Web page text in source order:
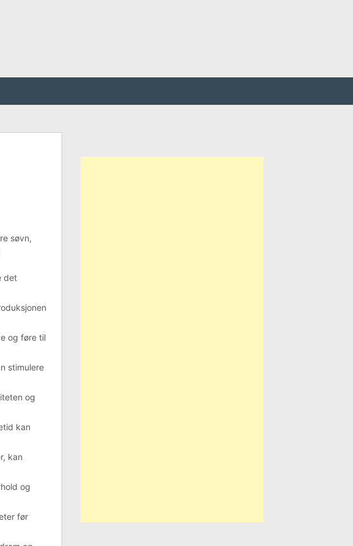
søvn,
det
og føre til
stimulere
og
kan
kan
og
før